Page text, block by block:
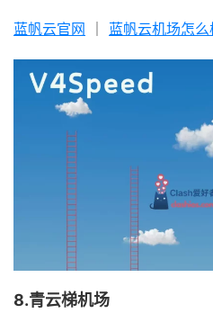
蓝帆云官网 蓝帆云机场怎么
8.青云梯机场